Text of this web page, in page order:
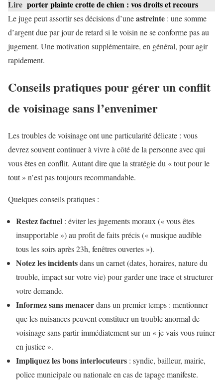
Lire porter plainte crotte de chien : vos droits et recours
Le juge peut assortir ses décisions d’uneastreinte : une somme
d’argent due par jour de retard si le voisin ne se conforme pas au
jugement. Une motivation supplémentaire, en général, pour agir
rapidement.
Conseils pratiques pour gérer un conflit
de voisinage sans l’envenimer
Les troubles de voisinage ont une particularité délicate : vous
devrez souvent continuer à vivre à côté de la personne avec qui
vous êtes en conflit. Autant dire que la stratégie du « tout pour le
tout » n’est pas toujours recommandable.
Quelques conseils pratiques :
Restez factuel : éviter les jugements moraux (« vous êtes
insupportable ») au profit de faits précis (« musique audible
tous les soirs après 23h, fenêtres ouvertes »).
Notez les incidentsdans un carnet (dates, horaires, nature du
trouble, impact sur votre vie) pour garder une trace et structurer
votre demande.
Informez sans menacerdans un premier temps : mentionner
que les nuisances peuvent constituer un trouble anormal de
voisinage sans partir immédiatement sur un « je vais vous ruiner
en justice ».
Impliquez les bons interlocuteurs : syndic, bailleur, mairie,
police municipale ou nationale en cas de tapage manifeste.